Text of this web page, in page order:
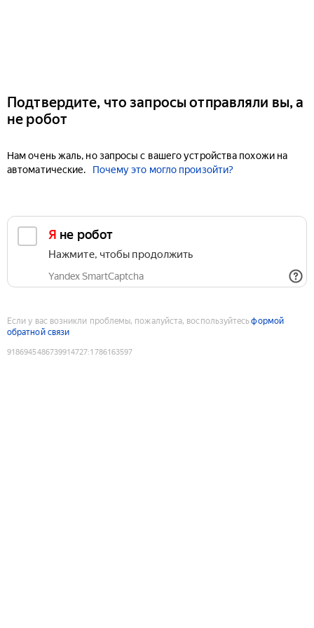
Подтвердите, что запросы отправляли вы, а
не робот
Нам очень жаль, но запросы с вашего устройства похожи на
автоматические.
Почему это могло произойти?
Я не робот
Нажмите, чтобы продолжить
Yandex SmartCaptcha
Если у вас возникли проблемы, пожалуйста, воспользуйтесьформой
обратной связи
9186945486739914727:1786163597